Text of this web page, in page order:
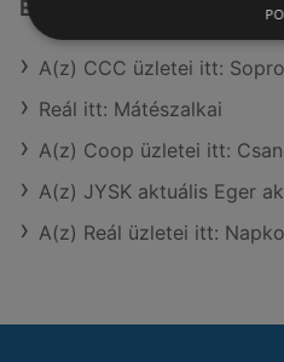
Érdeklődésre számot
A(z) CCC üzletei itt:
Reál itt: Mátészalkai
A(z) Coop üzletei itt:
A(z) JYSK aktuális Eger
A(z) Reál üzletei itt: